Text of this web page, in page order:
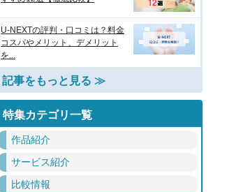
U-NEXTの評判・口コミは？料金
コスパやメリット、デメリット
を...
記事をもっと見る ≫
特集カテゴリ一覧
作品紹介
サービス紹介
比較情報